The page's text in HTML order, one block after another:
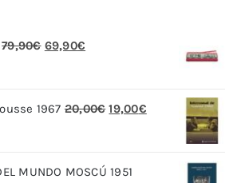
79,90€ El
era:
69,90€
es:
1967 20,00€ El
era:
19,00€El
MUNDO MOSCÚ 1951